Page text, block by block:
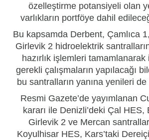
özelleştirme potansiyeli olan
varlıkların portföye dahil
Bu kapsamda Derbent, Çamlıca
Girlevik 2 hidroelektrik
hazırlık işlemleri tamamlanarak
gerekli çalışmaların yapılacağı
bu santralların yanına yenileri
Resmi Gazete’de yayımlanan
kararı ile Denizli’deki Çal HES,
Girlevik 2 ve Mercan
Koyulhisar HES, Kars’taki